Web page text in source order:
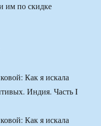
им по скидке
Как я искала
Индия. Часть I
Как я искала